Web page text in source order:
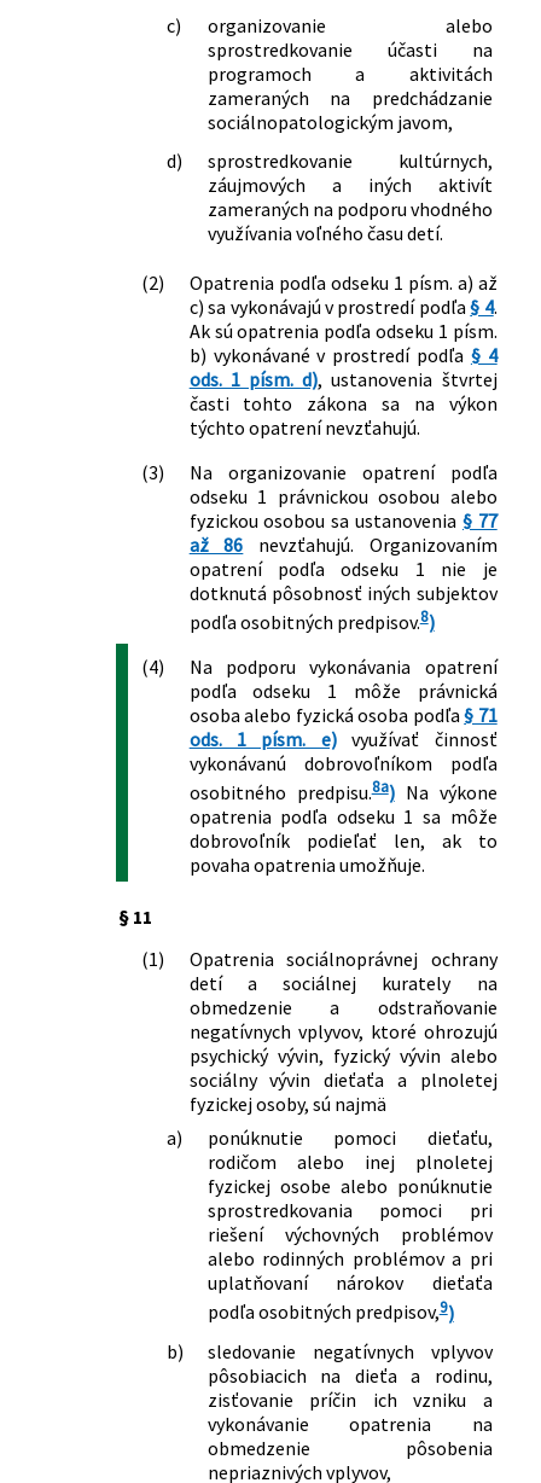
c)
organizovanie alebo
sprostredkovanie účasti na
programoch a aktivitách
zameraných na predchádzanie
sociálnopatologickým javom,
d)
sprostredkovanie kultúrnych,
záujmových a iných aktivít
zameraných na podporu vhodného
využívania voľného času detí.
(2)
Opatrenia podľa odseku 1 písm. a) až
c) sa vykonávajú v prostredí podľa§ 4.
Ak sú opatrenia podľa odseku 1 písm.
b) vykonávané v prostredí podľa § 4
ods. 1 písm. d), ustanovenia štvrtej
časti tohto zákona sa na výkon
týchto opatrení nevzťahujú.
(3)
Na organizovanie opatrení podľa
odseku 1 právnickou osobou alebo
fyzickou osobou sa ustanovenia § 77
až 86 nevzťahujú. Organizovaním
opatrení podľa odseku 1 nie je
dotknutá pôsobnosť iných subjektov
podľa osobitných predpisov.8)
(4)
Na podporu vykonávania opatrení
podľa odseku 1 môže právnická
osoba alebo fyzická osoba podľa§ 71
ods. 1 písm. e)využívať činnosť
vykonávanú dobrovoľníkom podľa
osobitného predpisu.8a)Na výkone
opatrenia podľa odseku 1 sa môže
dobrovoľník podieľať len, ak to
povaha opatrenia umožňuje.
§ 11
(1)
Opatrenia sociálnoprávnej ochrany
detí a sociálnej kurately na
obmedzenie a odstraňovanie
negatívnych vplyvov, ktoré ohrozujú
psychický vývin, fyzický vývin alebo
sociálny vývin dieťaťa a plnoletej
fyzickej osoby, sú najmä
a)
ponúknutie pomoci dieťaťu,
rodičom alebo inej plnoletej
fyzickej osobe alebo ponúknutie
sprostredkovania pomoci pri
riešení výchovných problémov
alebo rodinných problémov a pri
uplatňovaní nárokov dieťaťa
podľa osobitných predpisov,9)
b)
sledovanie negatívnych vplyvov
pôsobiacich na dieťa a rodinu,
zisťovanie príčin ich vzniku a
vykonávanie opatrenia na
obmedzenie pôsobenia
nepriaznivých vplyvov,